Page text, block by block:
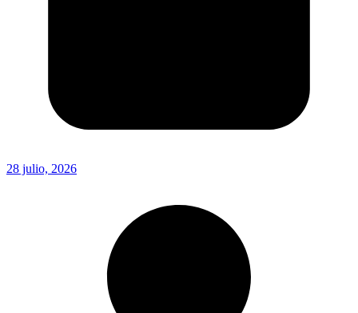
28 julio, 2026